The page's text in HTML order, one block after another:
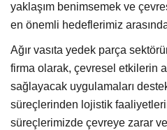
yaklaşım benimsemek ve
en önemli hedeflerimiz
Ağır vasıta yedek parça
firma olarak, çevresel etkilerin
sağlayacak uygulamaları
süreçlerinden lojistik
süreçlerimizde çevreye zarar